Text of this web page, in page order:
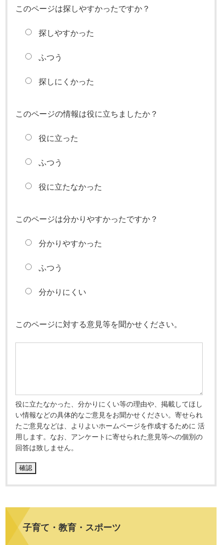
このページは探しやすかったですか？
探しやすかった
ふつう
探しにくかった
このページの情報は役に立ちましたか？
役に立った
ふつう
役に立たなかった
このページは分かりやすかったですか？
分かりやすかった
ふつう
分かりにくい
このページに対する意見等を聞かせください。
役に立たなかった、分かりにくい等の理由や、掲載してほし
い情報などの具体的なご意見をお聞かせください。寄せられ
たご意見などは、よりよいホームページを作成するために 活
用します。なお、アンケートに寄せられた意見等への個別の
回答は致しません。
子育て・教育・スポーツ